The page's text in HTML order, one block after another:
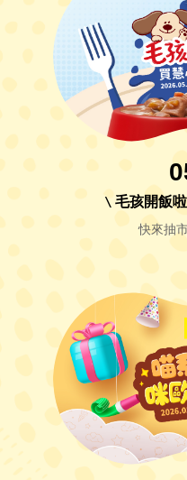
\ 毛孩開飯
快來抽